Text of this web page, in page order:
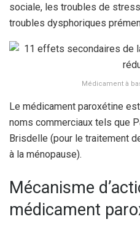
sociale, les troubles de
troubles dysphoriques
Médicament à
Le médicament paroxétine
noms commerciaux tels que
Brisdelle (pour le traitement
à la ménopause).
Mécanisme
médicament